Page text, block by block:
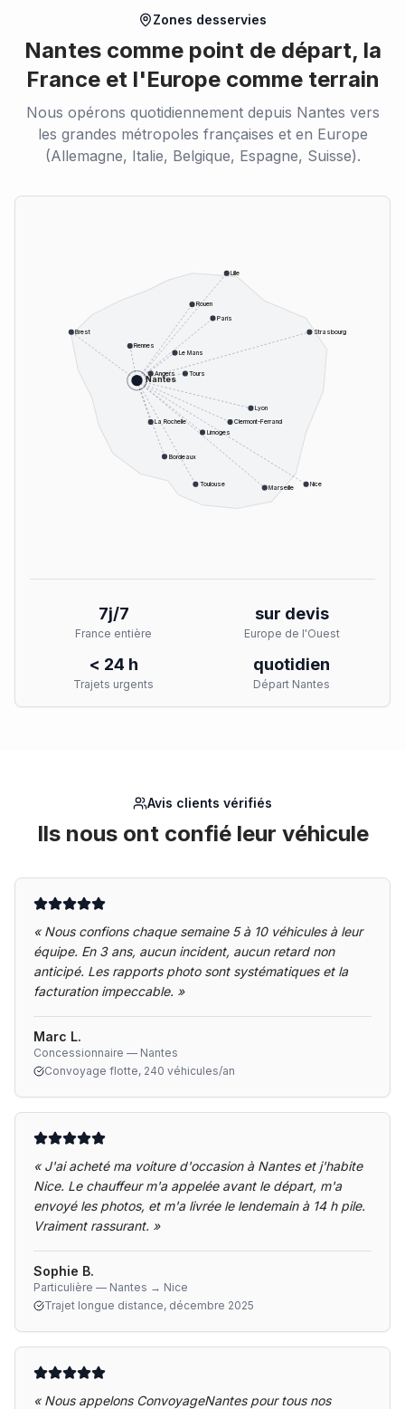
Zones desservies
Nantes comme point de départ, la
France et l'Europe comme terrain
Nous opérons quotidiennement depuis Nantes vers
les grandes métropoles françaises et en Europe
(Allemagne, Italie, Belgique, Espagne, Suisse).
Nantes
Paris
Lyon
Marseille
Toulouse
Bordeaux
Nice
Strasbourg
Lille
Rennes
Angers
Le Mans
Tours
Limoges
Clermont-Ferrand
Rouen
Brest
La Rochelle
7j/7
France entière
sur devis
Europe de l'Ouest
< 24 h
Trajets urgents
quotidien
Départ Nantes
Avis clients vérifiés
Ils nous ont confié leur véhicule
« Nous confions chaque semaine 5 à 10 véhicules à leur
équipe. En 3 ans, aucun incident, aucun retard non
anticipé. Les rapports photo sont systématiques et la
facturation impeccable. »
Marc L.
Concessionnaire — Nantes
Convoyage flotte, 240 véhicules/an
« J'ai acheté ma voiture d'occasion à Nantes et j'habite
Nice. Le chauffeur m'a appelée avant le départ, m'a
envoyé les photos, et m'a livrée le lendemain à 14 h pile.
Vraiment rassurant. »
Sophie B.
Particulière — Nantes → Nice
Trajet longue distance, décembre 2025
« Nous appelons ConvoyageNantes pour tous nos